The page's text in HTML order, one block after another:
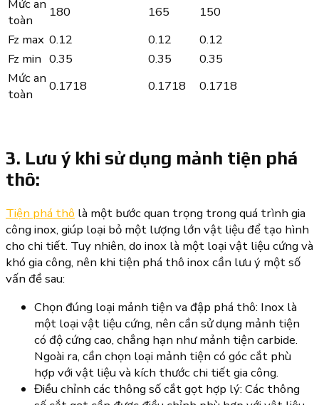
Mức an
toàn
180 165
150
Fz max 0.12 0.12
0.12
Fz min 0.35 0.35
0.35
Mức an
toàn
0.1718 0.1718 0.1718
3. Lưu ý khi sử dụng mảnh tiện phá
thô:
Tiện phá thô là một bước quan trọng trong quá trình gia
công inox, giúp loại bỏ một lượng lớn vật liệu để tạo hình
cho chi tiết. Tuy nhiên, do inox là một loại vật liệu cứng và
khó gia công, nên khi tiện phá thô inox cần lưu ý một số
vấn đề sau:
Chọn đúng loại mảnh tiện va đập phá thô: Inox là
một loại vật liệu cứng, nên cần sử dụng mảnh tiện
có độ cứng cao, chẳng hạn như mảnh tiện carbide.
Ngoài ra, cần chọn loại mảnh tiện có góc cắt phù
hợp với vật liệu và kích thước chi tiết gia công.
Điều chỉnh các thông số cắt gọt hợp lý: Các thông